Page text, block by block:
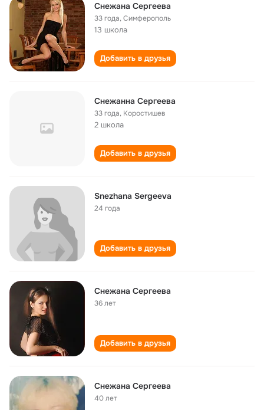
Снежана Сергеева
33 года,Симферополь
13 школа
Добавить в друзья
Снежанна Сергеева
33 года, Коростишев
2 школа
Добавить в друзья
Snezhana Sergeeva
24 года
Добавить в друзья
Cнежана Сергеева
36 лет
Добавить в друзья
Снежана Сергеева
40 лет